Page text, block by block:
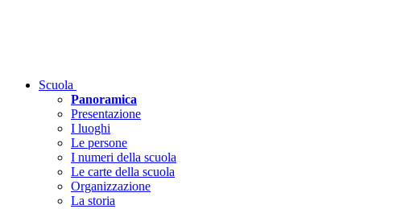
Scuola
Panoramica
Presentazione
I luoghi
Le persone
I numeri della scuola
Le carte della scuola
Organizzazione
La storia